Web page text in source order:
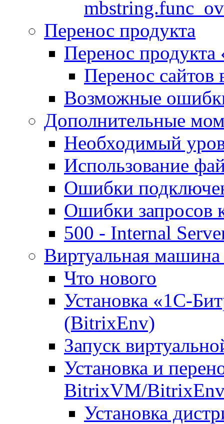
Перенос продукта
Перенос продукта
Перенос сайтов
Возможные
Дополнительные
Необходимый
Использование
Ошибки
Ошибки запросов
500 - Internal
Виртуальная
Что нового
Установка «1С-
(BitrixEnv)
Запуск
Установка и
BitrixVM/
Установка